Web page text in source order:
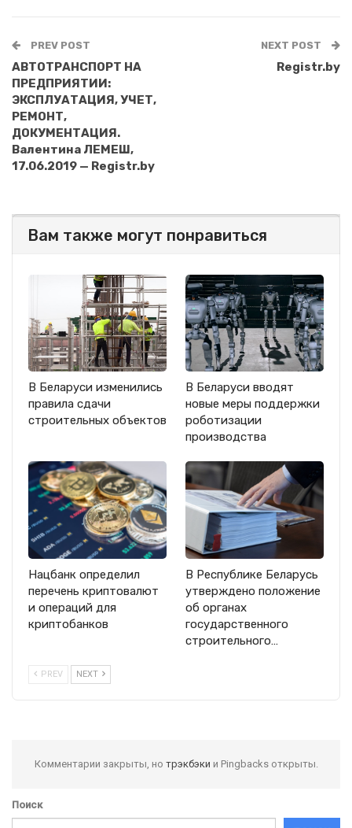
PREV POST
АВТОТРАНСПОРТ НА
ПРЕДПРИЯТИИ:
ЭКСПЛУАТАЦИЯ, УЧЕТ,
РЕМОНТ,
ДОКУМЕНТАЦИЯ.
Валентина ЛЕМЕШ,
17.06.2019 — Registr.by
NEXT POST
Registr.by
Вам также могут понравиться
В Беларуси изменились
правила сдачи
строительных объектов
В Беларуси вводят
новые меры поддержки
роботизации
производства
Нацбанк определил
перечень криптовалют
и операций для
криптобанков
В Республике Беларусь
утверждено положение
об органах
государственного
строительного…
PREV NEXT
Комментарии закрыты, но трэкбэки и Pingbacks открыты.
Поиск